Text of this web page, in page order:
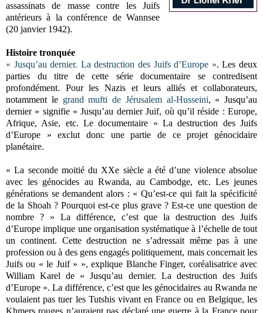
assassinats de masse contre les Juifs
antérieurs à la conférence de Wannsee
(20 janvier 1942).
Histoire tronquée
« Jusqu’au dernier. La destruction des Juifs d’Europe ». Les deux
parties du titre de cette série documentaire se contredisent
profondément. Pour les Nazis et leurs alliés et collaborateurs,
notamment le grand mufti de Jérusalem al-Husseini, « Jusqu’au
dernier » signifie « Jusqu’au dernier Juif, où qu’il réside : Europe,
Afrique, Asie, etc. Le documentaire « La destruction des Juifs
d’Europe » exclut donc une partie de ce projet génocidaire
planétaire.
« La seconde moitié du XXe siècle a été d’une violence absolue
avec les génocides au Rwanda, au Cambodge, etc. Les jeunes
générations se demandent alors : « Qu’est-ce qui fait la spécificité
de la Shoah ? Pourquoi est-ce plus grave ? Est-ce une question de
nombre ? » La différence, c’est que la destruction des Juifs
d’Europe implique une organisation systématique à l’échelle de tout
un continent. Cette destruction ne s’adressait même pas à une
profession ou à des gens engagés politiquement, mais concernait les
Juifs ou « le Juif » », explique Blanche Finger, coréalisatrice avec
William Karel de « Jusqu’au dernier. La destruction des Juifs
d’Europe ». La différence, c’est que les génocidaires au Rwanda ne
voulaient pas tuer les Tutshis vivant en France ou en Belgique, les